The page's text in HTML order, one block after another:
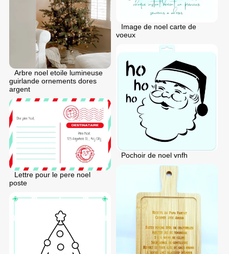
Image de noel carte de
voeux
Arbre noel etoile lumineuse
guirlande ornements dores
argent
Pochoir de noel vnfh
Lettre pour le pere noel
poste